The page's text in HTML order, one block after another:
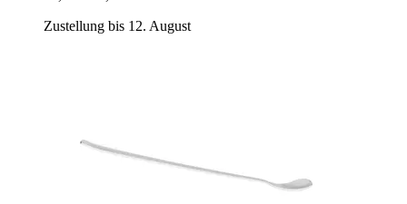
Zustellung bis 12. August